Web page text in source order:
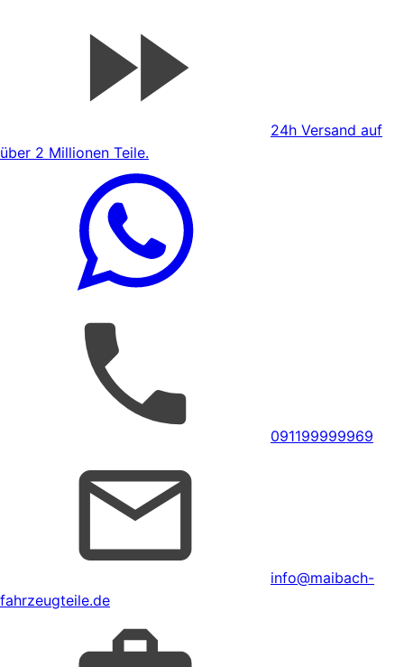
24h Versand auf
über 2 Millionen Teile.
091199999969
info@maibach-
fahrzeugteile.de